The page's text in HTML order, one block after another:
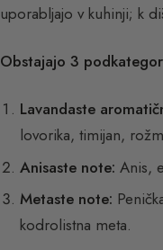
uporabljajo v kuhinji; k
Obstajajo 3
Lavandaste
lovorika, timijan,
Anisaste note: Anis,
Metaste note:
kodrolistna meta.